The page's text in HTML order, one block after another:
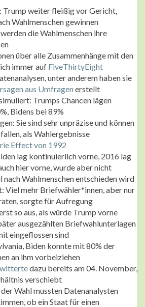
Trump weiter fleißig vor Gericht,
Wahlmenschen gewinnen
die Wahlmenschen ihre
über alle Zusammenhänge mit den
immer auf FiveThirtyEight
unter anderem haben sie
aus Umfragen erstellt
Trumps Chancen lägen
Bidens bei 89%
Sie sind sehr unpräzise und können
als Wahlergebnisse
Effect von 1992
lag kontinuierlich vorne, 2016 lag
hier vorne, wurde aber nicht
nach Wahlmenschen entschieden wird
Viel mehr Briefwähler*innen, aber nur
sorgte für Aufregung
so aus, als würde Trump vorne
ausgezählten Briefwahlunterlagen
eingeflossen sind
Biden konnte mit 80% der
an ihm vorbeiziehen
dazu bereits am 04. November,
verschiebt
Wahl mussten Datenanalysten
ob ein Staat für einen